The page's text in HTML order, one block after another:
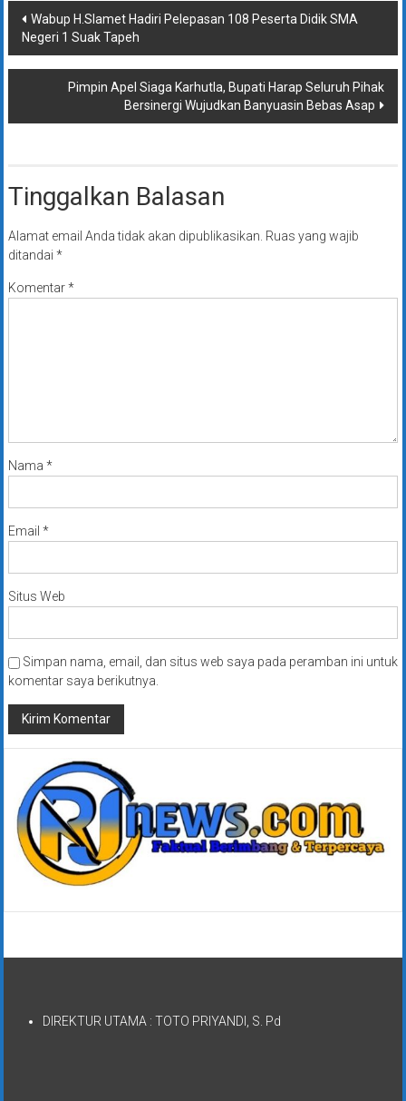
Navigasi
pos
Wabup H.Slamet Hadiri Pelepasan 108 Peserta Didik SMA
Negeri 1 Suak Tapeh
Pimpin Apel Siaga Karhutla, Bupati Harap Seluruh Pihak
Bersinergi Wujudkan Banyuasin Bebas Asap
Tinggalkan Balasan
Alamat email Anda tidak akan dipublikasikan. Ruas yang wajib
ditandai *
Komentar*
Nama *
Email *
Situs Web
Simpan nama, email, dan situs web saya pada peramban ini untuk
komentar saya berikutnya.
DIREKTUR UTAMA : TOTO PRIYANDI, S. Pd